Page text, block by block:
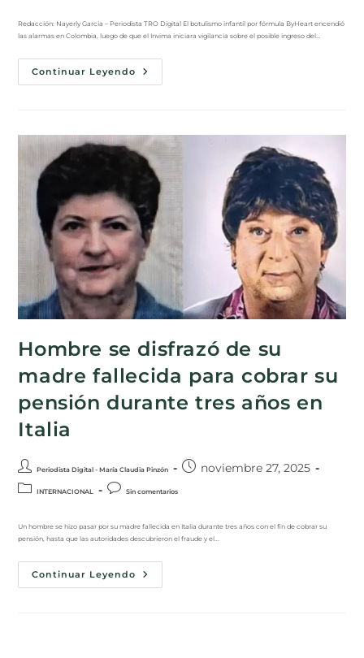
Redacción: Nayerly Garcia – Periodista TRO Digital El botulismo infantil por fórmula ByHeart encendió
las alarmas en Colombia, luego de que el Invima iniciara vigilancia sobre el posible ingreso del…
Continuar Leyendo
Hombre se disfrazó de su
madre fallecida para cobrar su
pensión durante tres años en
Italia
Periodista Digital - María Claudia Pinzón noviembre 27, 2025
INTERNACIONAL Sin comentarios
Un hombre se hizo pasar por su madre fallecida en Italia durante tres años con el fin de cobrar su
pensión, hasta que las autoridades descubrieron el fraude y el…
Continuar Leyendo